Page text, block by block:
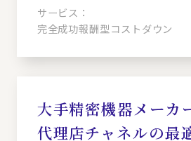
サービス：
完全成功報酬型コストダウン
大手精密機器メーカ
代理店チャネルの最